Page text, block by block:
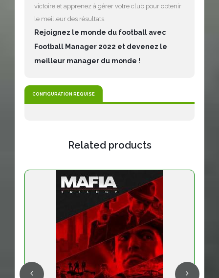
victoire et apprenez à gérer votre club pour obtenir
le meilleur des résultats.
Rejoignez le monde du football avec
Football Manager 2022 et devenez le
meilleur manager du monde !
CONFIGURATION REQUISE
Related products